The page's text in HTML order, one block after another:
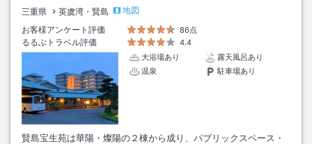
三重県 英虞湾・賢島
地図
お客様アンケート評価
86点
るるぶトラベル評価
4.4
大浴場あり
露天風呂あり
温泉
駐車場あり
賢島宝生苑は華陽・燦陽の２棟から成り、パブリックスペース・